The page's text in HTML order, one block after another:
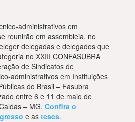
administrativos em
reunirão em assembleia, no
delegadas e delegados que
no XXIII CONFASUBRA
de Sindicatos de
administrativos em Instituições
do Brasil – Fasubra
entre 6 e 11 de maio de
– MG. Confira o
e as teses.